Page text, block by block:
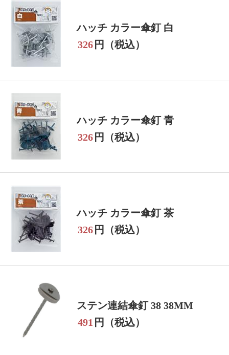
ハッチ カラー傘釘 白
326 円（税込）
ハッチ カラー傘釘 青
326 円（税込）
ハッチ カラー傘釘 茶
326 円（税込）
ステン連結傘釘 38 38MM
491 円（税込）